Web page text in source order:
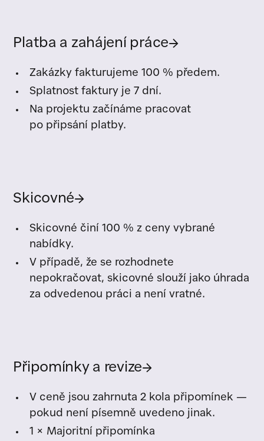
Platba a zahájení práce→
Zakázky fakturujeme 100 % předem.
Splatnost faktury je 7 dní.
Na projektu začínáme pracovat
po připsání platby.
Skicovné→
Skicovné činí 100 % z ceny vybrané
nabídky.
V případě, že se rozhodnete
nepokračovat, skicovné slouží jako úhrada
za odvedenou práci a není vratné.
Připomínky a revize→
V ceně jsou zahrnuta 2 kola připomínek —
pokud není písemně uvedeno jinak.
1 × Majoritní připomínka